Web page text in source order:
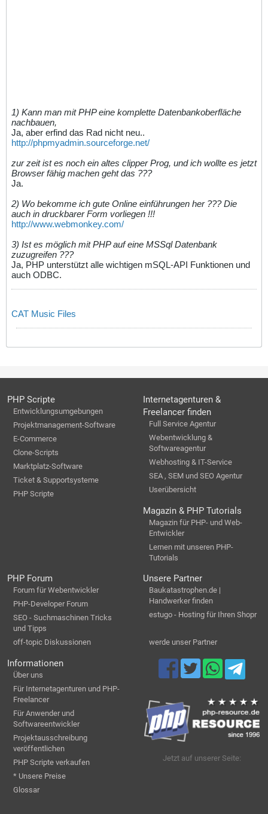
1) Kann man mit PHP eine komplette Datenbankoberfläche
nachbauen,
Ja, aber erfind das Rad nicht neu..
http://phpmyadmin.sourceforge.net/
zur zeit ist es noch ein altes clipper Prog, und ich wollte es jetzt
Browser fähig machen geht das ???
Ja.
2) Wo bekomme ich gute Online einführungen her ??? Die
auch in druckbarer Form vorliegen !!!
http://www.webmonkey.com/
3) Ist es möglich mit PHP auf eine MSSql Datenbank
zuzugreifen ???
Ja, PHP unterstützt alle wichtigen mSQL-API Funktionen und
auch ODBC.
CAT Music Files
PHP Scripte
Entwicklungsumgebungen
Projektmanagement-Software
E-Commerce
Clone-Scripts
Marktplatz-Software
Ticket & Supportsysteme
PHP Scripte
Internetagenturen &
Freelancer finden
Full Service Agentur
Webentwicklung &
Softwareagentur
Webhosting & IT-Service
SEA , SEM und SEO Agentur
Userübersicht
Magazin & PHP Tutorials
Magazin für PHP- und Web-
Entwickler
Lernen mit unseren PHP-
Tutorials
PHP Forum
Forum für Webentwickler
PHP-Developer Forum
SEO - Suchmaschinen Tricks
und Tipps
off-topic Diskussionen
Unsere Partner
Baukatastrophen.de |
Handwerker finden
estugo - Hosting für Ihren Shopr
werde unser Partner
Informationen
Über uns
Für Internetagenturen und PHP-
Freelancer
Für Anwender und
Softwareentwickler
Projektausschreibung
veröffentlichen
PHP Scripte verkaufen
* Unsere Preise
Glossar
Jetzt auf unserer Seite: